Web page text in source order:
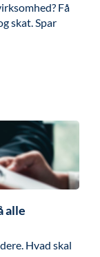
Få
skat. Spar
alle
Hvad skal